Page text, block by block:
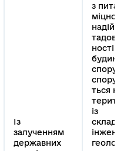
Із
залученням
державних
з
ності
споруд,
ться на
із